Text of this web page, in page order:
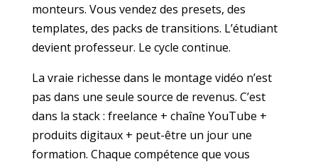
monteurs. Vous vendez des presets, des
templates, des packs de transitions. L’étudiant
devient professeur. Le cycle continue.
La vraie richesse dans le montage vidéo n’est
pas dans une seule source de revenus. C’est
dans la stack : freelance + chaîne YouTube +
produits digitaux + peut-être un jour une
formation. Chaque compétence que vous